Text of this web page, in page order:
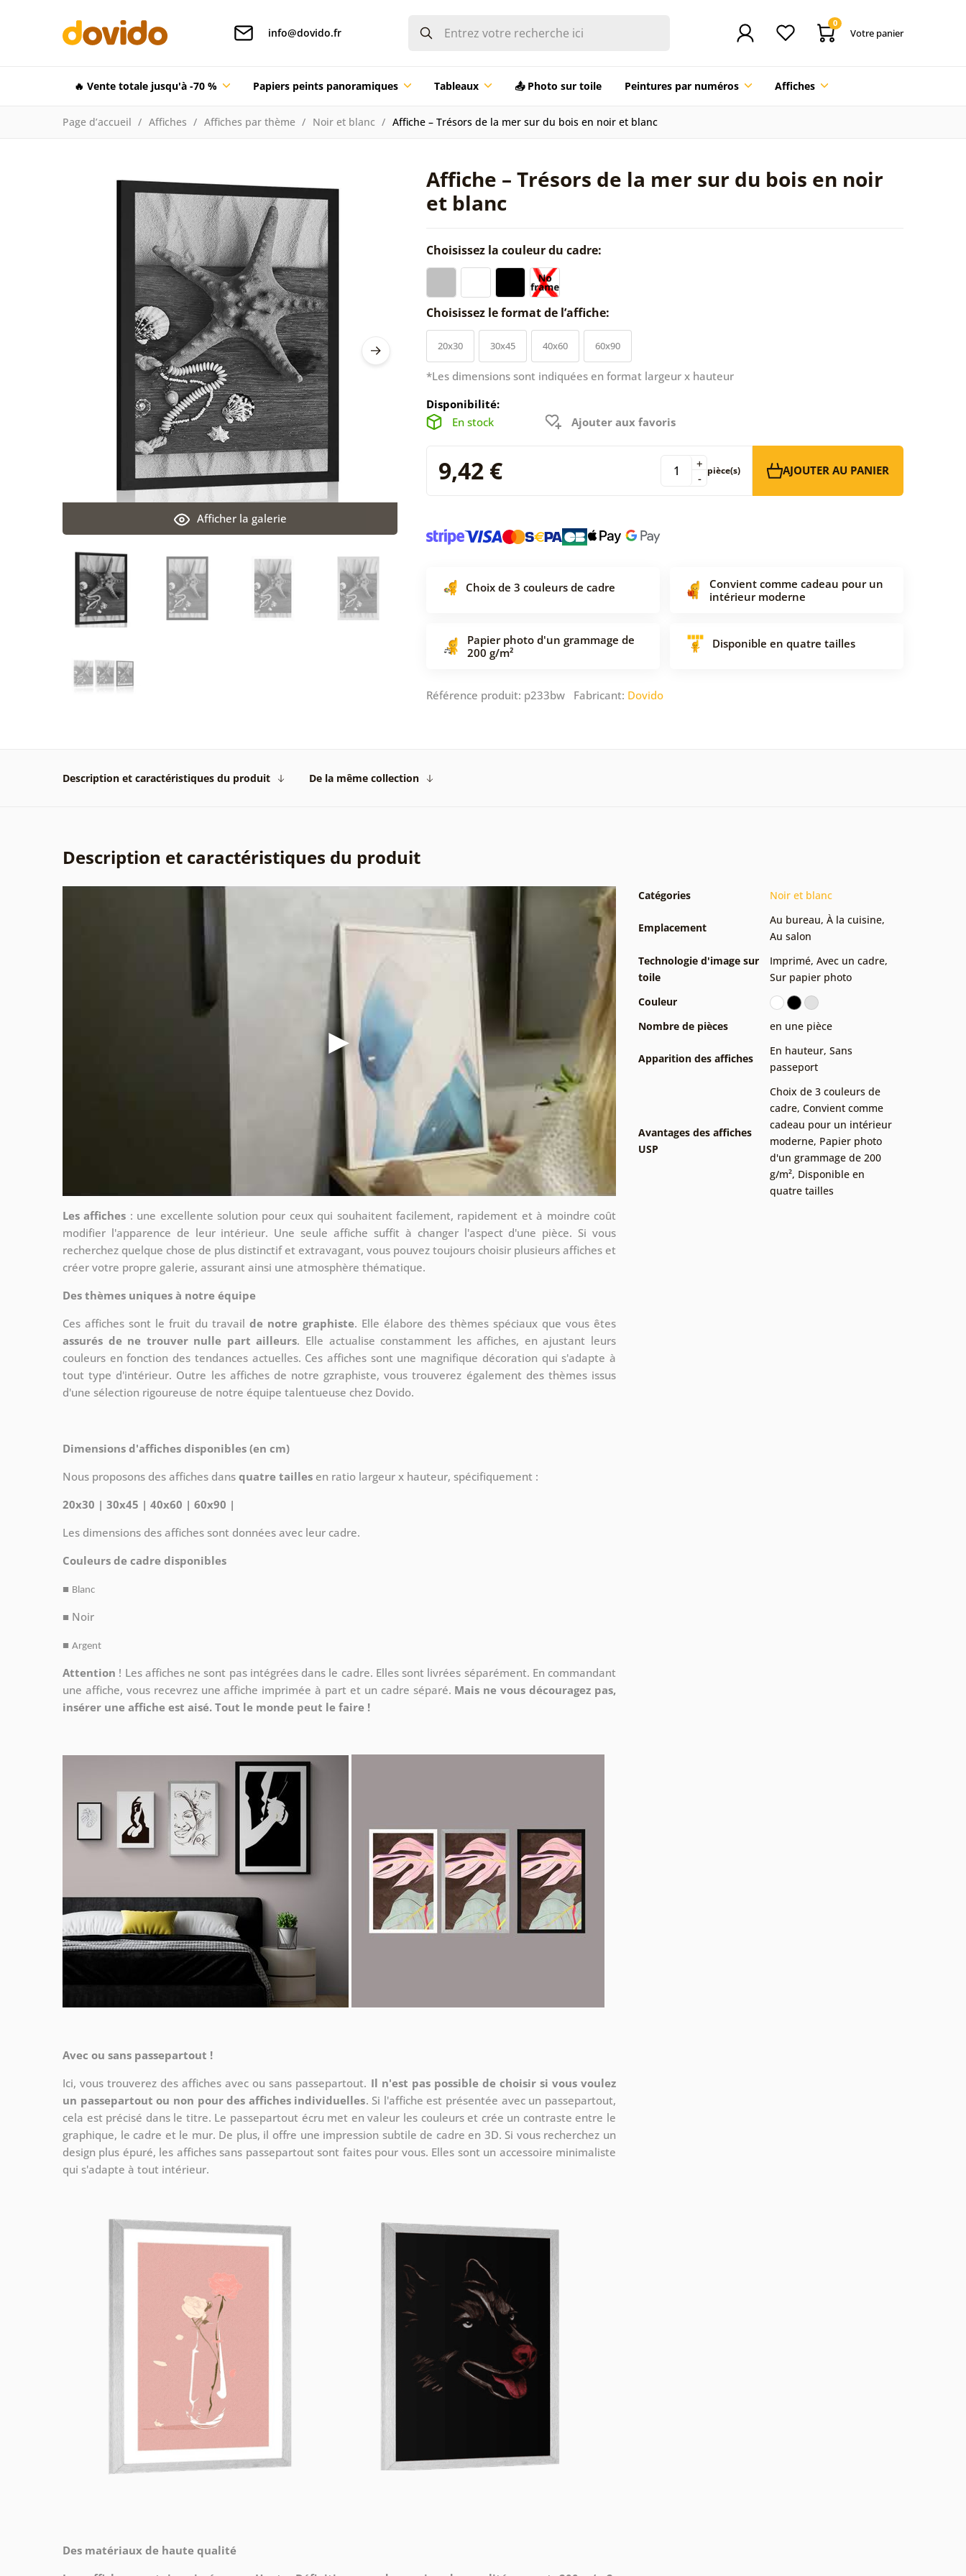
info@dovido.fr
0
Votre panier
🔥 Vente totale jusqu'à -70 % Papiers peints panoramiques Tableaux 📤 Photo sur toile Peintures par numéros Affiches
Page d’accueil Affiches Affiches par thème Noir et blanc Affiche – Trésors de la mer sur du bois en noir et blanc
Affiche – Trésors de la mer sur du bois en noir
et blanc
Afficher la galerie
Choisissez la couleur du cadre:
Choisissez le format de l’affiche:
20x30 30x45 40x60 60x90
*Les dimensions sont indiquées en format largeur x hauteur
Disponibilité:
En stock
Ajouter aux favoris
9,42 € -
+ pièce(s) AJOUTER AU PANIER
Choix de 3 couleurs de cadre
Convient comme cadeau pour un
intérieur moderne
Papier photo d'un grammage de
200 g/m²
Disponible en quatre tailles
Référence produit: p233bw Fabricant: Dovido
Description et caractéristiques du produit De la même collection
Description et caractéristiques du produit
Les affiches : une excellente solution pour ceux qui souhaitent facilement, rapidement et à moindre coût
modifier l'apparence de leur intérieur. Une seule affiche suffit à changer l'aspect d'une pièce. Si vous
recherchez quelque chose de plus distinctif et extravagant, vous pouvez toujours choisir plusieurs affiches et
créer votre propre galerie, assurant ainsi une atmosphère thématique.
Des thèmes uniques à notre équipe
Ces affiches sont le fruit du travail de notre graphiste. Elle élabore des thèmes spéciaux que vous êtes
assurés de ne trouver nulle part ailleurs. Elle actualise constamment les affiches, en ajustant leurs
couleurs en fonction des tendances actuelles. Ces affiches sont une magnifique décoration qui s'adapte à
tout type d'intérieur. Outre les affiches de notre gzraphiste, vous trouverez également des thèmes issus
d'une sélection rigoureuse de notre équipe talentueuse chez Dovido.
Dimensions d'affiches disponibles (en cm)
Nous proposons des affiches dans quatre tailles en ratio largeur x hauteur, spécifiquement :
20x30 | 30x45 | 40x60 | 60x90 |
Les dimensions des affiches sont données avec leur cadre.
Couleurs de cadre disponibles
■ Blanc
■ Noir
■ Argent
Attention ! Les affiches ne sont pas intégrées dans le cadre. Elles sont livrées séparément. En commandant
une affiche, vous recevrez une affiche imprimée à part et un cadre séparé. Mais ne vous découragez pas,
insérer une affiche est aisé. Tout le monde peut le faire !
Avec ou sans passepartout !
Ici, vous trouverez des affiches avec ou sans passepartout. Il n'est pas possible de choisir si vous voulez
un passepartout ou non pour des affiches individuelles. Si l'affiche est présentée avec un passepartout,
cela est précisé dans le titre. Le passepartout écru met en valeur les couleurs et crée un contraste entre le
graphique, le cadre et le mur. De plus, il offre une impression subtile de cadre en 3D. Si vous recherchez un
design plus épuré, les affiches sans passepartout sont faites pour vous. Elles sont un accessoire minimaliste
qui s'adapte à tout intérieur.
Des matériaux de haute qualité
Catégories Noir et blanc
Emplacement
Au bureau, À la cuisine,
Au salon
Technologie d'image sur
toile
Imprimé, Avec un cadre,
Sur papier photo
Couleur
Nombre de pièces
en une pièce
Apparition des affiches
En hauteur, Sans
passeport
Avantages des affiches
USP
Choix de 3 couleurs de
cadre, Convient comme
cadeau pour un intérieur
moderne, Papier photo
d'un grammage de 200
g/m², Disponible en
quatre tailles